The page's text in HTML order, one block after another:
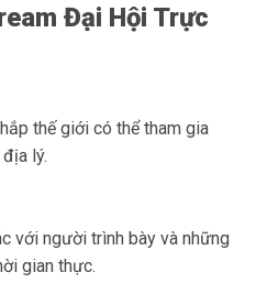
Đại Hội Trực
thế giới có thể tham gia
lý.
với người trình bày và những
gian thực.